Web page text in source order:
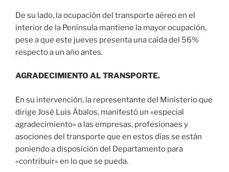
De su lado, la ocupación del transporte aéreo en el
interior de la Península mantiene la mayor ocupación,
pese a que este jueves presenta una caída del 56%
respecto a un año antes.
AGRADECIMIENTO AL TRANSPORTE.
En su intervención, la representante del Ministerio que
dirige José Luis Ábalos, manifestó un «especial
agradecimiento» a las empresas, profesionaes y
asociones del transporte que en estos días se están
poniendo a disposición del Departamento para
«contribuir» en lo que se pueda.